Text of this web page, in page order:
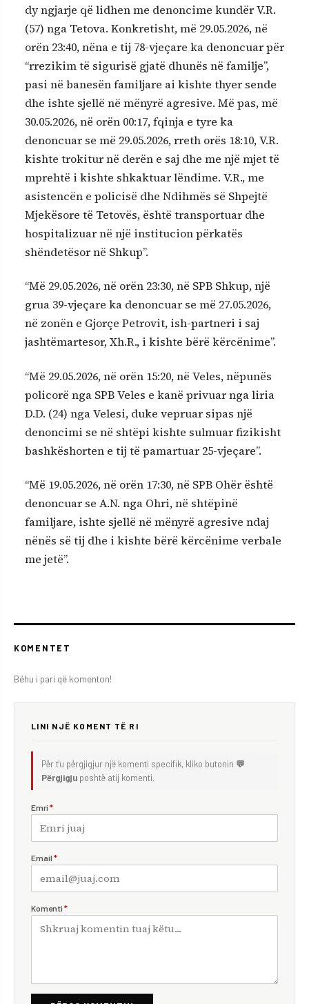
dy ngjarje që lidhen me denoncime kundër V.R.
(57) nga Tetova. Konkretisht, më 29.05.2026, në
orën 23:40, nëna e tij 78-vjeçare ka denoncuar për
“rrezikim të sigurisë gjatë dhunës në familje”,
pasi në banesën familjare ai kishte thyer sende
dhe ishte sjellë në mënyrë agresive. Më pas, më
30.05.2026, në orën 00:17, fqinja e tyre ka
denoncuar se më 29.05.2026, rreth orës 18:10, V.R.
kishte trokitur në derën e saj dhe me një mjet të
mprehtë i kishte shkaktuar lëndime. V.R., me
asistencën e policisë dhe Ndihmës së Shpejtë
Mjekësore të Tetovës, është transportuar dhe
hospitalizuar në një institucion përkatës
shëndetësor në Shkup”.
“Më 29.05.2026, në orën 23:30, në SPB Shkup, një
grua 39-vjeçare ka denoncuar se më 27.05.2026,
në zonën e Gjorçe Petrovit, ish-partneri i saj
jashtëmartesor, Xh.R., i kishte bërë kërcënime”.
“Më 29.05.2026, në orën 15:20, në Veles, nëpunës
policorë nga SPB Veles e kanë privuar nga liria
D.D. (24) nga Velesi, duke vepruar sipas një
denoncimi se në shtëpi kishte sulmuar fizikisht
bashkëshorten e tij të pamartuar 25-vjeçare”.
“Më 19.05.2026, në orën 17:30, në SPB Ohër është
denoncuar se A.N. nga Ohri, në shtëpinë
familjare, ishte sjellë në mënyrë agresive ndaj
nënës së tij dhe i kishte bërë kërcënime verbale
me jetë”.
KOMENTET
Bëhu i pari që komenton!
LINI NJË KOMENT TË RI
Për t'u përgjigjur një komenti specifik, kliko butonin 💬
Përgjigju poshtë atij komenti.
Emri *
Email *
Komenti *